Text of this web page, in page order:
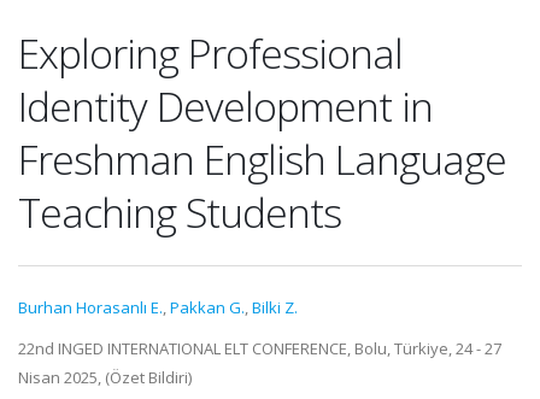
Exploring Professional
Identity Development in
Freshman English Language
Teaching Students
Burhan Horasanlı E.,Pakkan G.,Bilki Z.
22nd INGED INTERNATIONAL ELT CONFERENCE, Bolu, Türkiye, 24 - 27
Nisan 2025, (Özet Bildiri)